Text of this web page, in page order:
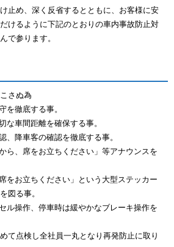
止め、深く反省するとともに、お客様に安
けるように下記のとおりの車内事故防止対
で参ります。
さぬ為
を徹底する事。
な車間距離を確保する事。
、降車客の確認を徹底する事。
ら、席をお立ちください」等アナウンスを
をお立ちください」という大型ステッカー
図る事。
ル操作、停車時は緩やかなブレーキ操作を
て点検し全社員一丸となり再発防止に取り